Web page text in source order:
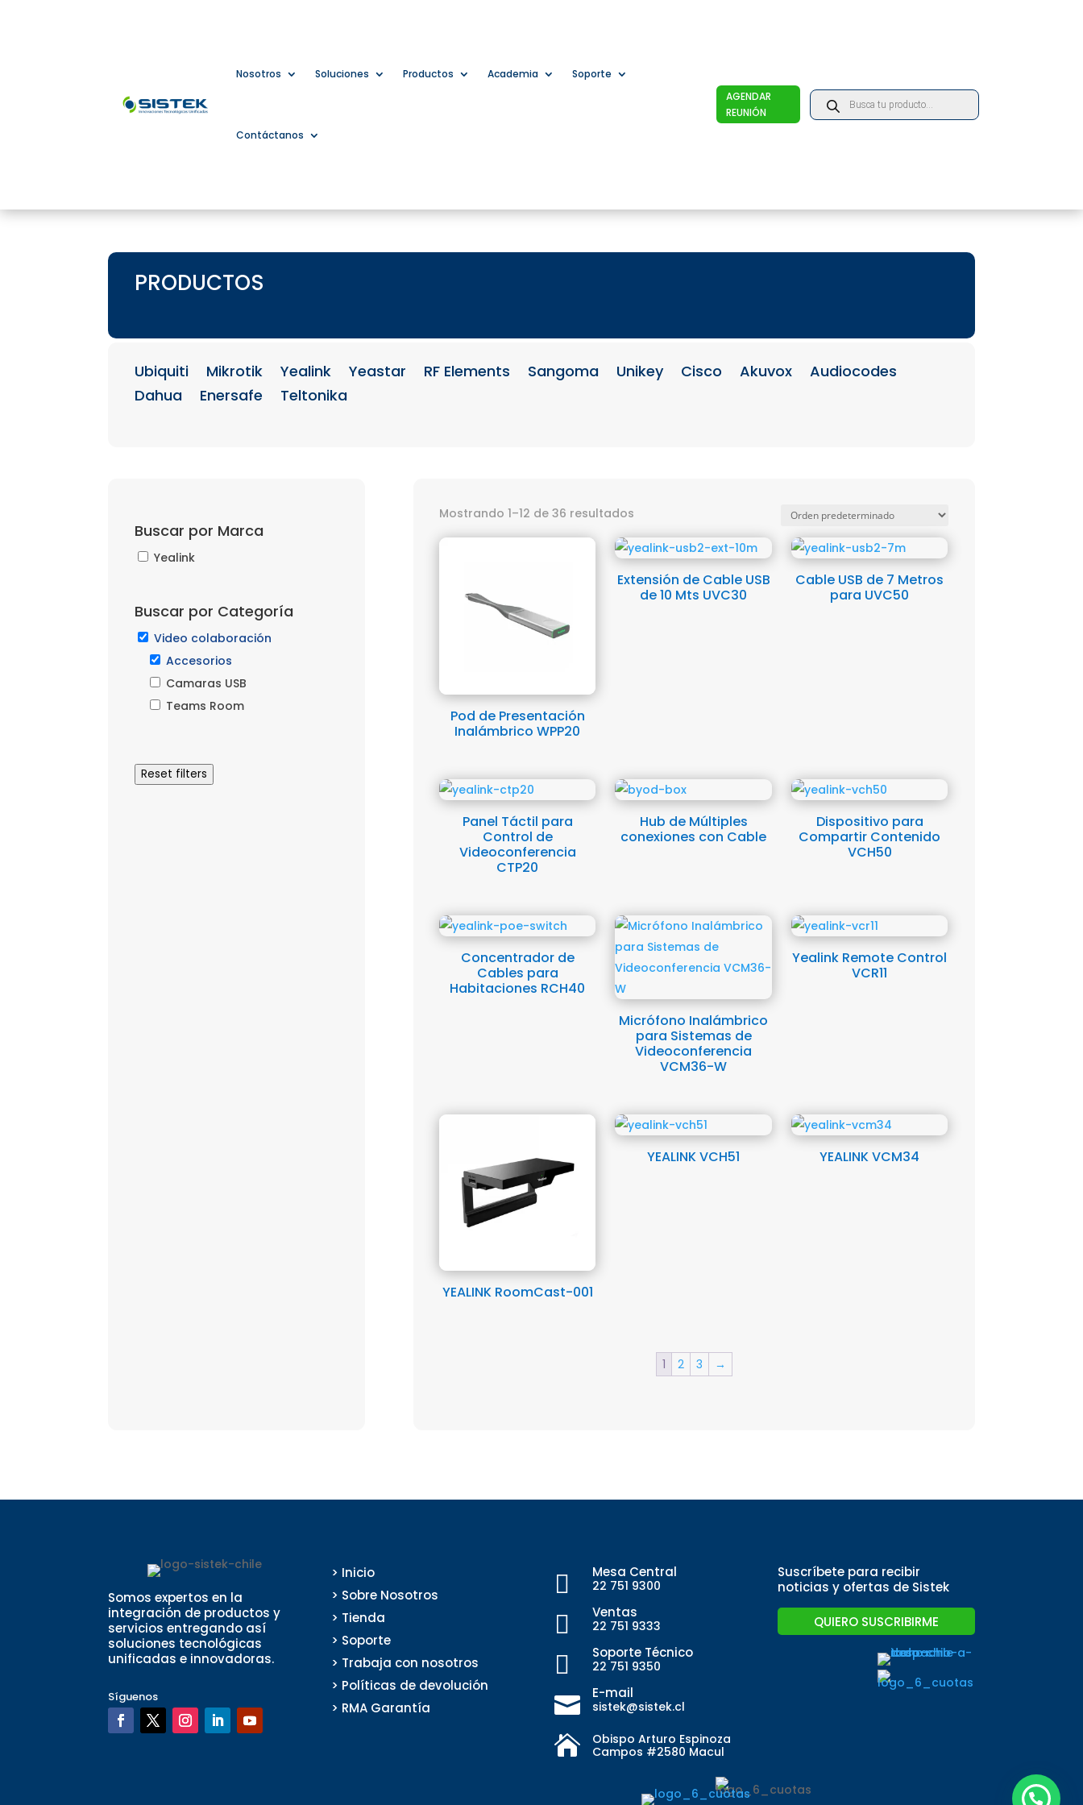
Nosotros Soluciones Productos Academia Soporte
Contáctanos
AGENDAR
REUNIÓN
Products
search
PRODUCTOS
Ubiquiti Mikrotik Yealink Yeastar RF Elements Sangoma Unikey Cisco Akuvox
Audiocodes
Dahua
Enersafe Teltonika
Buscar por Marca
Yealink
Buscar por Categoría
Video colaboración
Accesorios
Camaras USB
Teams Room
Reset filters
Mostrando 1–12 de 36 resultados
Pod de Presentación
Inalámbrico WPP20
Extensión de Cable USB
de 10 Mts UVC30
Cable USB de 7 Metros
para UVC50
Panel Táctil para
Control de
Videoconferencia
CTP20
Hub de Múltiples
conexiones con Cable
Dispositivo para
Compartir Contenido
VCH50
Concentrador de
Cables para
Habitaciones RCH40
Micrófono Inalámbrico
para Sistemas de
Videoconferencia
VCM36-W
Yealink Remote Control
VCR11
YEALINK RoomCast-001
YEALINK VCH51 YEALINK VCM34
1 2 3 →
Somos expertos en la
integración de productos y
servicios entregando así
soluciones tecnológicas
unificadas e innovadoras.
Síguenos
> Inicio
> Sobre Nosotros
> Tienda
> Soporte
> Trabaja con nosotros
> Políticas de devolución
> RMA Garantía
 Mesa Central
22 751 9300
 Ventas
22 751 9333
 Soporte Técnico
22 751 9350
 E-mail
sistek@sistek.cl

Obispo Arturo Espinoza
Campos #2580 Macul
Suscríbete para recibir
noticias y ofertas de Sistek
QUIERO SUSCRIBIRME